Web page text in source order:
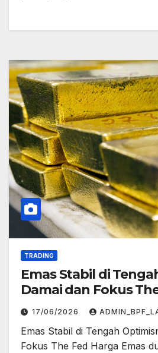
TRADING
Emas Stabil di
Damai dan Fokus
17/06/2026
Emas Stabil di Tengah
Fokus The Fed Harga Emas